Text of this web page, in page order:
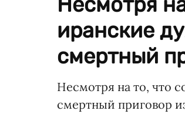
иранские
смертный
Несмотря на то, что
смертный приговор